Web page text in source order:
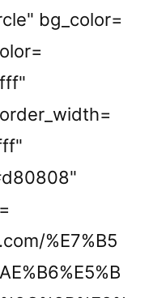
bg_color=
%E7%B5